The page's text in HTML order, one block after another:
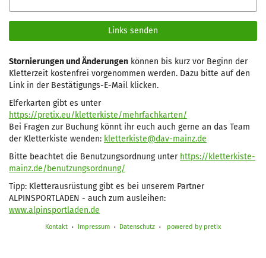
Mail
Links senden
Stornierungen und Änderungen können bis kurz vor Beginn der
Kletterzeit kostenfrei vorgenommen werden. Dazu bitte auf den
Link in der Bestätigungs-E-Mail klicken.
Elferkarten gibt es unter
https://pretix.eu/kletterkiste/mehrfachkarten/
Bei Fragen zur Buchung könnt ihr euch auch gerne an das Team
der Kletterkiste wenden: kletterkiste@dav-mainz.de
Bitte beachtet die Benutzungsordnung unter https://kletterkiste-
mainz.de/benutzungsordnung/
Tipp: Kletterausrüstung gibt es bei unserem Partner
ALPINSPORTLADEN - auch zum ausleihen:
www.alpinsportladen.de
Kontakt Impressum Datenschutz powered by pretix